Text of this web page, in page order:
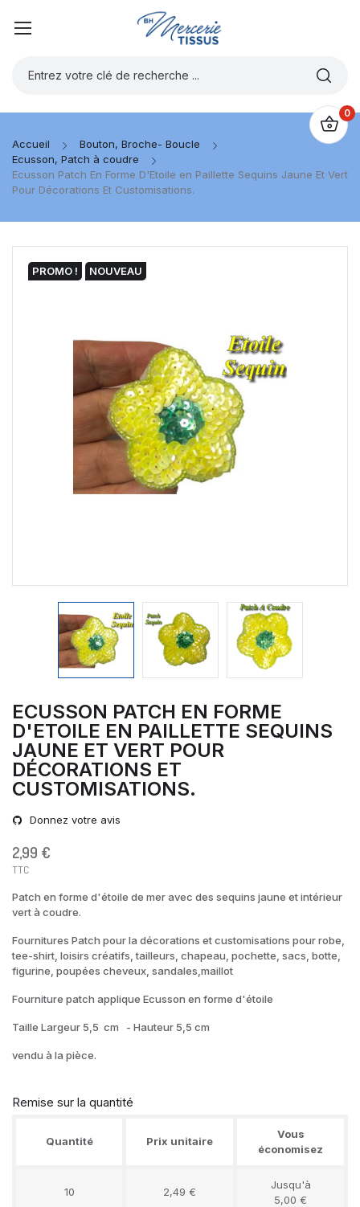
0
Accueil
Bouton, Broche- Boucle
Ecusson, Patch à coudre
Ecusson Patch En Forme D'Etoile en Paillette Sequins Jaune Et Vert
Pour Décorations Et Customisations.
PROMO ! NOUVEAU
ECUSSON PATCH EN FORME
D'ETOILE EN PAILLETTE SEQUINS
JAUNE ET VERT POUR
DÉCORATIONS ET
CUSTOMISATIONS.
Donnez votre avis
2,99 €
TTC
Patch en forme d'étoile de mer avec des sequins jaune et intérieur
vert à coudre.
Fournitures Patch pour la décorations et customisations pour robe,
tee-shirt, loisirs créatifs, tailleurs, chapeau, pochette, sacs, botte,
figurine, poupées cheveux, sandales,maillot
Fourniture patch applique Ecusson en forme d'étoile
Taille Largeur 5,5 cm - Hauteur 5,5 cm
vendu à la pièce.
Remise sur la quantité
Quantité Prix unitaire
Vous
économisez
10 2,49 €
Jusqu'à
5,00 €